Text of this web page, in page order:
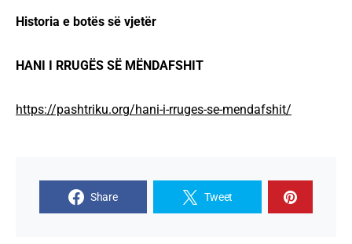
Historia e botës së vjetër
HANI I RRUGËS SË MËNDAFSHIT
https://pashtriku.org/hani-i-rruges-se-mendafshit/
Share Tweet